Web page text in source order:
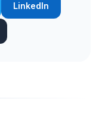
LinkedIn